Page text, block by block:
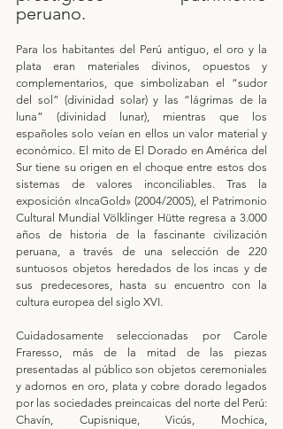
peruano.
Para los habitantes del Perú antiguo, el oro y la
plata eran materiales divinos, opuestos y
complementarios, que simbolizaban el “sudor
del sol” (divinidad solar) y las “lágrimas de la
luna” (divinidad lunar), mientras que los
españoles solo veían en ellos un valor material y
económico. El mito de El Dorado en América del
Sur tiene su origen en el choque entre estos dos
sistemas de valores inconciliables. Tras la
exposición «IncaGold» (2004/2005), el Patrimonio
Cultural Mundial Völklinger Hütte regresa a 3.000
años de historia de la fascinante civilización
peruana, a través de una selección de 220
suntuosos objetos heredados de los incas y de
sus predecesores, hasta su encuentro con la
cultura europea del siglo XVI.
Cuidadosamente seleccionadas por Carole
Fraresso, más de la mitad de las piezas
presentadas al público son objetos ceremoniales
y adornos en oro, plata y cobre dorado legados
por las sociedades preincaicas del norte del Perú:
Chavín, Cupisnique, Vicús, Mochica,